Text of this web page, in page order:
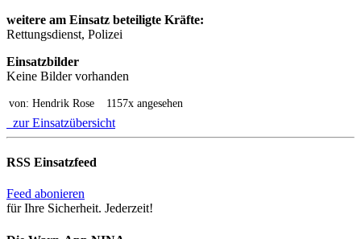
weitere am Einsatz beteiligte Kräfte:
Rettungsdienst, Polizei
Einsatzbilder
Keine Bilder vorhanden
von: Hendrik Rose 1157x angesehen
zur Einsatzübersicht
RSS Einsatzfeed
Feed abonieren
für Ihre Sicherheit. Jederzeit!